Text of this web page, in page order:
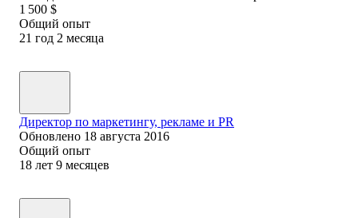
1 500 $
Общий опыт
21 год 2 месяца
Директор по маркетингу, рекламе и PR
Обновлено 18 августа 2016
Общий опыт
18 лет 9 месяцев